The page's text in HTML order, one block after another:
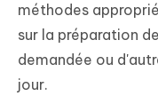
méthodes
sur la préparation
demandée ou
jour.